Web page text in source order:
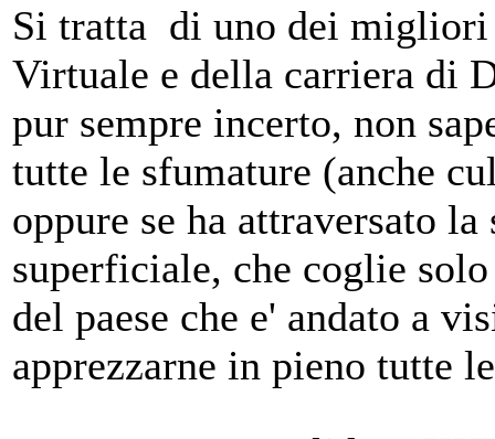
Si tratta di uno dei migliori
Virtuale e della carriera di
pur sempre incerto, non
tutte le sfumature (anche
oppure se ha attraversato
superficiale, che coglie
del paese che e' andato a
apprezzarne in pieno tutte